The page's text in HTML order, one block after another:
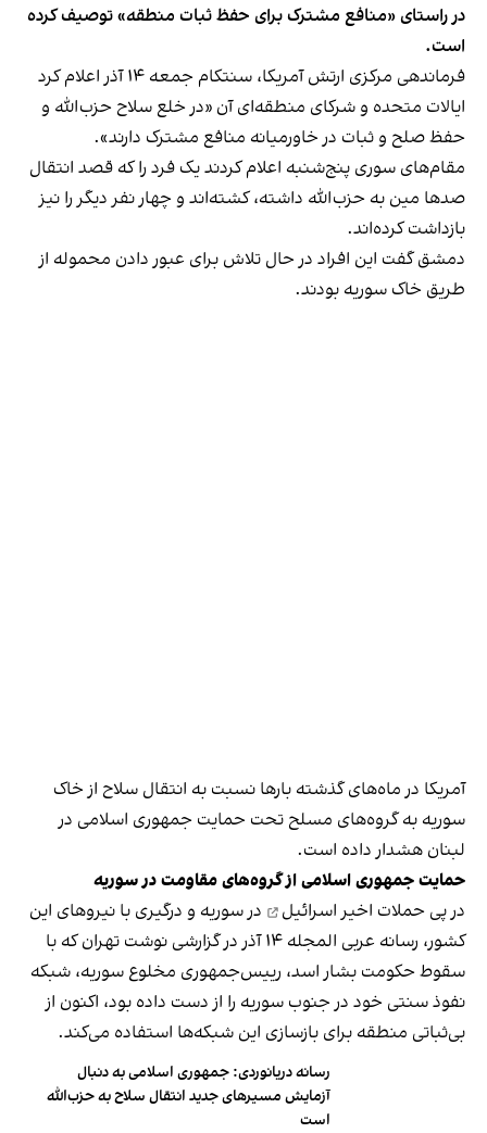
در راستای «منافع مشترک برای حفظ ثبات منطقه» توصیف کرده
است.
فرماندهی مرکزی ارتش آمریکا، سنتکام جمعه ۱۴ آذر اعلام کرد
ایالات متحده و شرکای منطقه‌ای آن «در خلع سلاح حزب‌الله و
حفظ صلح و ثبات در خاورمیانه منافع مشترک دارند».
مقام‌های سوری پنج‌شنبه اعلام کردند یک فرد را که قصد انتقال
صدها مین به حزب‌الله داشته، کشته‌اند و چهار نفر دیگر را نیز
بازداشت کرده‌اند.
دمشق گفت این افراد در حال تلاش برای عبور دادن محموله از
طریق خاک سوریه بودند.
آمریکا در ماه‌های گذشته بارها نسبت به انتقال سلاح از خاک
سوریه به گروه‌های مسلح تحت حمایت جمهوری اسلامی در
لبنان هشدار داده است.
حمایت جمهوری اسلامی از گروه‌های مقاومت در سوریه
در پی حملات اخیر اسرائیل
در سوریه و درگیری با نیروهای این
کشور، رسانه عربی المجله ۱۴ آذر در گزارشی نوشت تهران که با
سقوط حکومت بشار اسد، رییس‌جمهوری مخلوع سوریه، شبکه
نفوذ سنتی خود در جنوب سوریه را از دست داده بود، اکنون از
بی‌ثباتی منطقه برای بازسازی این شبکه‌ها استفاده می‌کند.
رسانه دریانوردی: جمهوری اسلامی به دنبال
آزمایش مسیرهای جدید انتقال سلاح به حزب‌الله
است